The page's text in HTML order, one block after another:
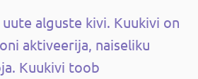
uute alguste kivi. Kuukivi on
aktiveerija, naiseliku
Kuukivi toob